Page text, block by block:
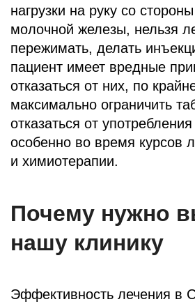
нагрузки на руку со
молочной железы, нельзя
пережимать, делать
пациент имеет вредные
отказаться от них, по
максимально ограничить
отказаться от
особенно во время курсов
и химиотерапии.
Почему нужно
нашу клинику
Эффективность лечения в